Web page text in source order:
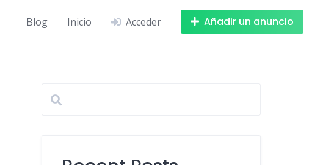
Blog Inicio Acceder Añadir un anuncio